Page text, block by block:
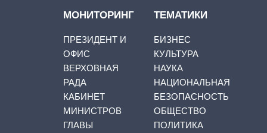
МОНИТОРИНГ
ПРЕЗИДЕНТ И
ОФИС
ВЕРХОВНАЯ
РАДА
КАБИНЕТ
МИНИСТРОВ
ГЛАВЫ
ТЕМАТИКИ
БИЗНЕС
КУЛЬТУРА
НАУКА
НАЦИОНАЛЬНАЯ
БЕЗОПАСНОСТЬ
ОБЩЕСТВО
ПОЛИТИКА